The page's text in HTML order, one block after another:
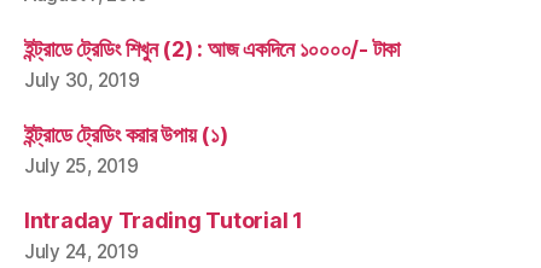
ইন্ট্রাডে ট্রেডিং শিখুন (2) : আজ একদিনে ১০০০০/- টাকা
July 30, 2019
ইন্ট্রাডে ট্রেডিং করার উপায় (১)
July 25, 2019
Intraday Trading Tutorial 1
July 24, 2019